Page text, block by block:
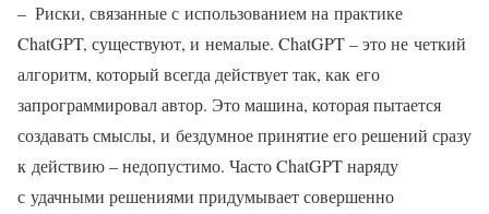
– Риски, связанные с использованием на практике
ChatGPT, существуют, и немалые. ChatGPT – это не четкий
алгоритм, который всегда действует так, как его
запрограммировал автор. Это машина, которая пытается
создавать смыслы, и бездумное принятие его решений сразу
к действию – недопустимо. Часто ChatGPT наряду
с удачными решениями придумывает совершенно